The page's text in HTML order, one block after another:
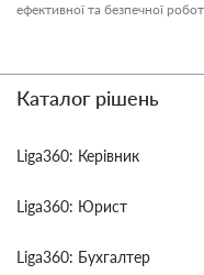
ефективної та безпечної
Каталог рішень
Liga360: Керівник
Liga360: Юрист
Liga360: Бухгалтер